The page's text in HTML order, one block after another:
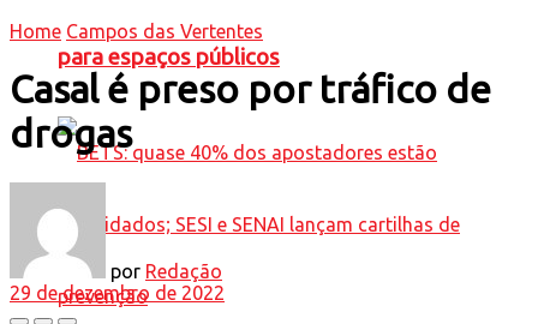
para espaços públicos
Home Campos das Vertentes
Casal é preso por tráfico de
drogas
por Redação
29 de dezembro de 2022